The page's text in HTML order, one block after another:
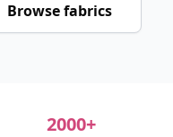
Browse fabrics
2000+